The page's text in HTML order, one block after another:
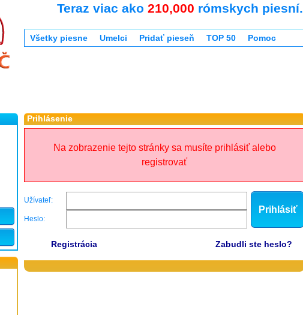
Teraz viac ako 210,000 rómskych piesní.
Všetky piesne Umelci Pridať pieseň TOP 50 Pomoc
Prihlásenie
Na zobrazenie tejto stránky sa musíte prihlásiť alebo
registrovať
Užívateľ:
Heslo:
Prihlásiť
Registrácia Zabudli ste heslo?